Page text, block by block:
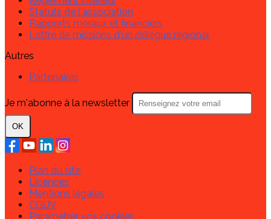
Statuts de l'association
Rapports moraux et financiers
Lettre de missions d'un délégué régional
Autres
Partenaires
Je m'abonne à la newsletter
OK
Plan du site
Licences
Mentions légales
CGUV
Paramétrer vos cookies